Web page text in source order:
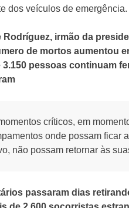
dos veículos de emergência.
Rodríguez, irmão da
de mortos aumentou
pessoas continuam
críticos, em
onde possam ficar
não possam retornar às
passaram dias